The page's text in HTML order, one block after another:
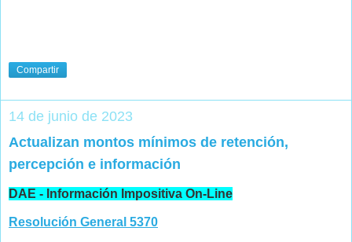
Compartir
14 de junio de 2023
Actualizan montos mínimos de retención,
percepción e información
DAE - Información Impositiva On-Line
Resolución General 5370